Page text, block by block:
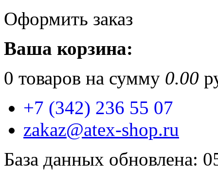
Оформить заказ
Ваша корзина:
0 товаров на сумму 0.00
+7 (342) 236 55 07
zakaz@atex-shop.ru
База данных обновлена: